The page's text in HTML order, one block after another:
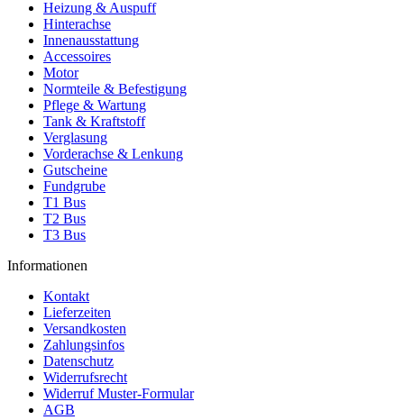
Heizung & Auspuff
Hinterachse
Innenausstattung
Accessoires
Motor
Normteile & Befestigung
Pflege & Wartung
Tank & Kraftstoff
Verglasung
Vorderachse & Lenkung
Gutscheine
Fundgrube
T1 Bus
T2 Bus
T3 Bus
Informationen
Kontakt
Lieferzeiten
Versandkosten
Zahlungsinfos
Datenschutz
Widerrufsrecht
Widerruf Muster-Formular
AGB